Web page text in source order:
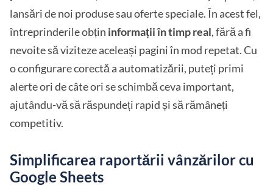
lansări de noi produse sau oferte speciale. În acest fel,
întreprinderile obțin informații în timp real, fără a fi
nevoite să viziteze aceleași pagini în mod repetat. Cu
o configurare corectă a automatizării, puteți primi
alerte ori de câte ori se schimbă ceva important,
ajutându-vă să răspundeți rapid și să rămâneți
competitiv.
Simplificarea raportării vânzărilor cu
Google Sheets